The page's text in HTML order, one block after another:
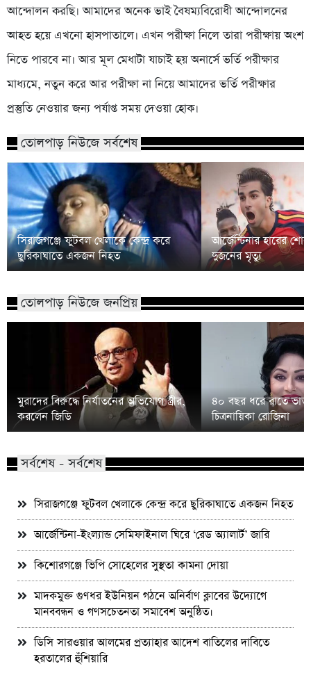
আন্দোলন করছি। আমাদের অনেক ভাই বৈষম্যবিরোধী আন্দোলনের
আহত হয়ে এখনো হাসপাতালে। এখন পরীক্ষা নিলে তারা পরীক্ষায় অংশ
নিতে পারবে না। আর মূল মেধাটা যাচাই হয় অনার্সে ভর্তি পরীক্ষার
মাধ্যমে, নতুন করে আর পরীক্ষা না নিয়ে আমাদের ভর্তি পরীক্ষার
প্রস্তুতি নেওয়ার জন্য পর্যাপ্ত সময় দেওয়া হোক।
তোলপাড় নিউজে সর্বশেষ
সিরাজগঞ্জে ফুটবল খেলাকে কেন্দ্র করে
ছুরিকাঘাতে একজন নিহত
আর্জেন্টিনার হারের
দুজনের মৃত্যু
তোলপাড় নিউজে জনপ্রিয়
মুরাদের বিরুদ্ধে নির্যাতনের অভিযোগ স্ত্রীর,
করলেন জিডি
৪০ বছর ধরে রাতে ভাত
চিত্রনায়িকা রোজিনা
সর্বশেষ - সর্বশেষ
সিরাজগঞ্জে ফুটবল খেলাকে কেন্দ্র করে ছুরিকাঘাতে একজন নিহত
আর্জেন্টিনা-ইংল্যান্ড সেমিফাইনাল ঘিরে ‘রেড অ্যালার্ট’ জারি
কিশোরগঞ্জে ভিপি সোহেলের সুস্থতা কামনা দোয়া
মাদকমুক্ত গুণধর ইউনিয়ন গঠনে অনির্বাণ ক্লাবের উদ্যোগে
মানববন্ধন ও গণসচেতনতা সমাবেশ অনুষ্ঠিত।
ডিসি সারওয়ার আলমের প্রত্যাহার আদেশ বাতিলের দাবিতে
হরতালের হুঁশিয়ারি